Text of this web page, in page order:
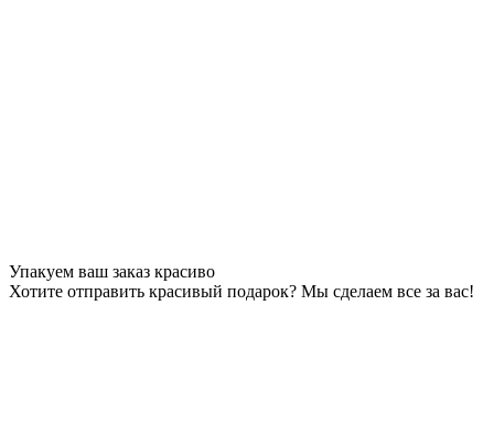
Упакуем ваш заказ красиво
Хотите отправить красивый подарок? Мы сделаем все за вас!